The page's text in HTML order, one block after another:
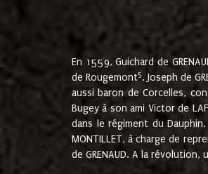
En 1559, Guichard de
de Rougemont5. Joseph de
aussi baron de Corcelles,
Bugey à son ami Victor de
dans le régiment du
MONTILLET, à charge de
de GRENAUD. A la